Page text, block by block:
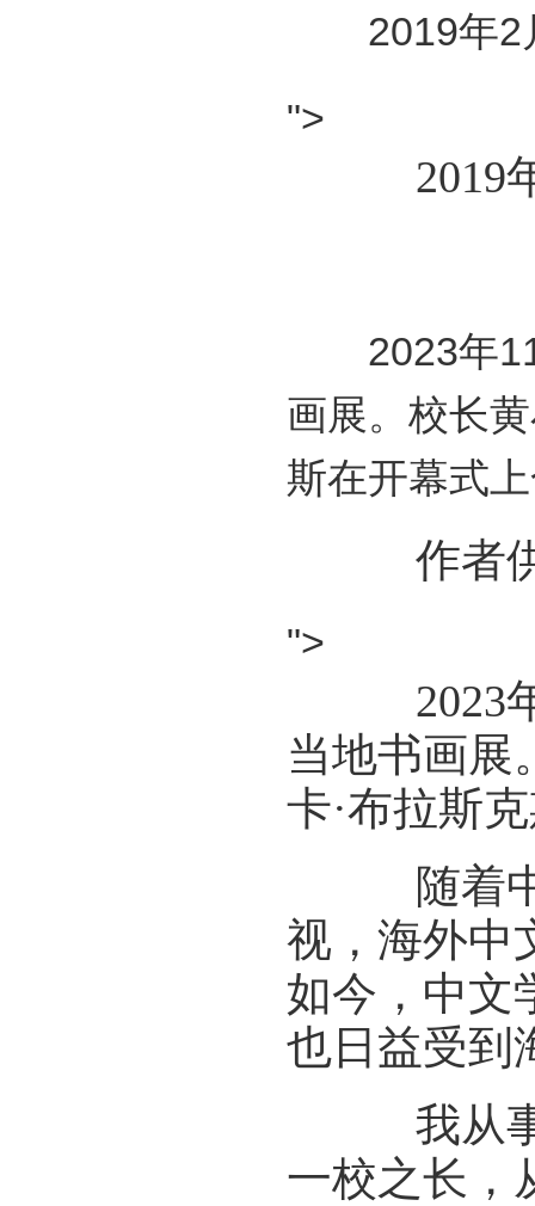
2019年2月
">
2019年
2023年11
画展。校长
斯在开幕式
作者
">
2023年
当地书画展
卡·布拉斯
随着中
视，海外中
如今，中文
也日益受到
我从事
一校之长，